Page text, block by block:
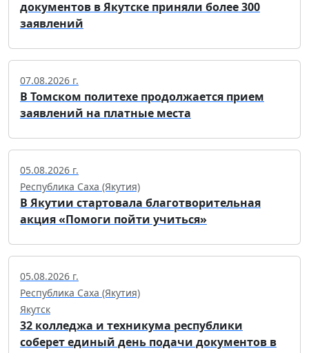
документов в Якутске приняли более 300
заявлений
07.08.2026 г.
В Томском политехе продолжается прием
заявлений на платные места
05.08.2026 г.
Республика Саха (Якутия)
В Якутии стартовала благотворительная
акция «Помоги пойти учиться»
05.08.2026 г.
Республика Саха (Якутия)
Якутск
32 колледжа и техникума республики
соберет единый день подачи документов в